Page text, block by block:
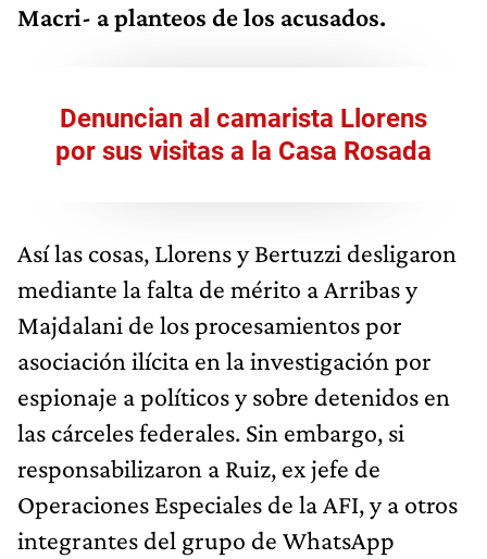
Macri- a planteos de los acusados.
Denuncian al camarista Llorens
por sus visitas a la Casa Rosada
Así las cosas, Llorens y Bertuzzi desligaron
mediante la falta de mérito a Arribas y
Majdalani de los procesamientos por
asociación ilícita en la investigación por
espionaje a políticos y sobre detenidos en
las cárceles federales. Sin embargo, si
responsabilizaron a Ruiz, ex jefe de
Operaciones Especiales de la AFI, y a otros
integrantes del grupo de WhatsApp